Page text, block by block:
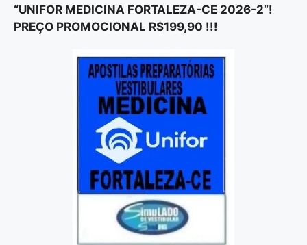
“UNIFOR MEDICINA FORTALEZA-CE 2026-2”!
PREÇO PROMOCIONAL R$199,90 !!!